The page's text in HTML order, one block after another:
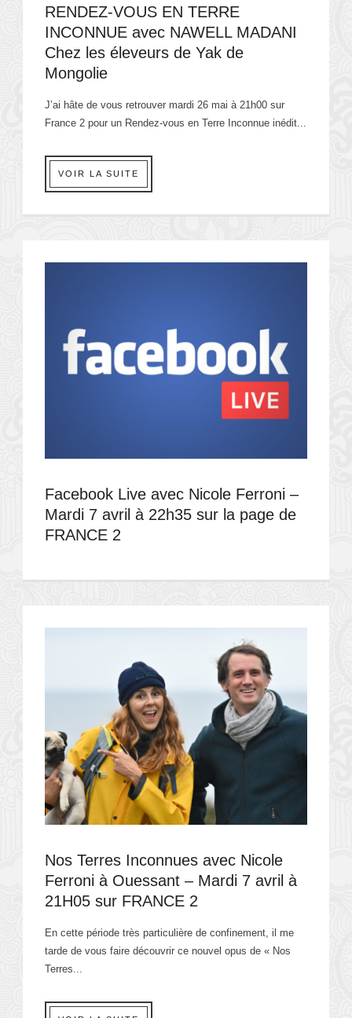
RENDEZ-VOUS EN TERRE
INCONNUE avec NAWELL MADANI
Chez les éleveurs de Yak de
Mongolie
J’ai hâte de vous retrouver mardi 26 mai à 21h00 sur
France 2 pour un Rendez-vous en Terre Inconnue inédit...
VOIR LA SUITE
Facebook Live avec Nicole Ferroni –
Mardi 7 avril à 22h35 sur la page de
FRANCE 2
Nos Terres Inconnues avec Nicole
Ferroni à Ouessant – Mardi 7 avril à
21H05 sur FRANCE 2
En cette période très particulière de confinement, il me
tarde de vous faire découvrir ce nouvel opus de « Nos
Terres...